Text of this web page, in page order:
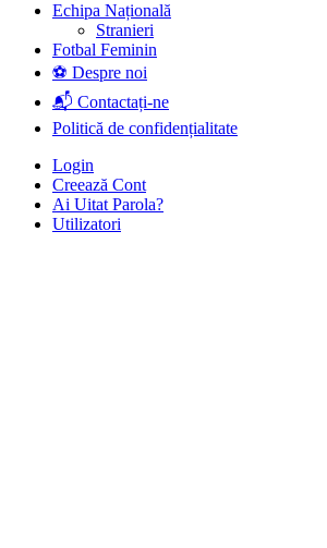
Echipa Națională
Stranieri
Fotbal Feminin
⚽ Despre noi
📬 Contactați-ne
Politică de confidențialitate
Login
Creează Cont
Ai Uitat Parola?
Utilizatori